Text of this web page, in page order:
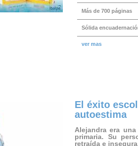
Más de 700 páginas
Sólida
ver mas
El éxito
autoestima
Alejandra era
primaria. Su
retraída e